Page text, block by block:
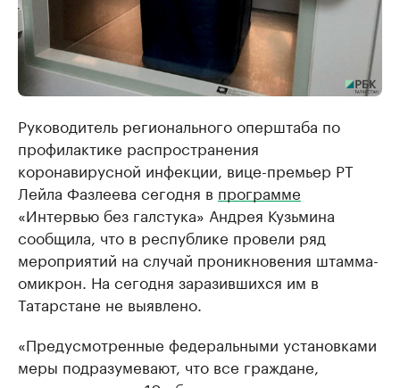
Руководитель регионального оперштаба по
профилактике распространения
коронавирусной инфекции, вице-премьер РТ
Лейла Фазлеева сегодня в программе
«Интервью без галстука» Андрея Кузьмина
сообщила, что в республике провели ряд
мероприятий на случай проникновения штамма-
омикрон. На сегодня заразившихся им в
Татарстане не выявлено.
«Предусмотренные федеральными установками
меры подразумевают, что все граждане,